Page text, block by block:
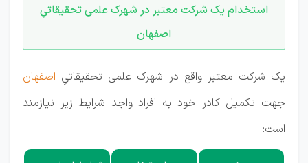
استخدام یک شرکت معتبر در شهرک علمی تحقیقاتیِ
اصفهان
یک شرکت معتبر واقع در شهرک علمی تحقیقاتیِ اصفهان
جهت تکمیل کادر خود به افراد واجد شرایط زیر نیازمند
است: